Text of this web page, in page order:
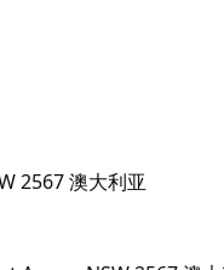
2567 澳大利亚